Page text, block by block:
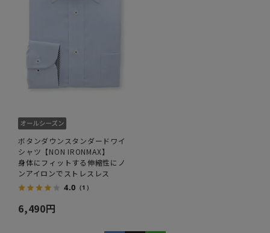
ボタンダウンスタンダードワイ
シャツ【NON IRONMAX】
身体にフィットする伸縮性にノ
ンアイロンでストレスレス
4.0 （1）
6,490円